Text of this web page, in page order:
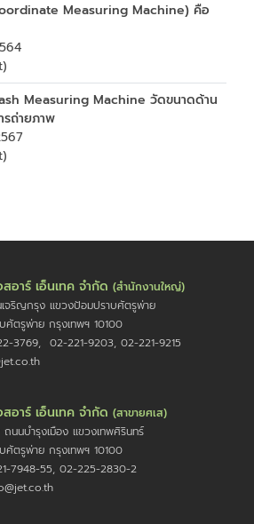
Measuring Machine) คือ
Measuring Machine วัดขนาดด้าน
ถ่ายภาพ
สอาร์ เอ็นเทค จำกัด (สำนักงานใหญ่)
จริญกรุง แขวงป้อมปราบศัตรูพ่าย
ศัตรูพ่าย กรุงเทพฯ 10100
3769, 02-221-9203, 02-221-9215
สอาร์ เอ็นเทค จำกัด (สาขายศเส)
นนบำรุงเมือง แขวงเทพศิรินทร์
ศัตรูพ่าย กรุงเทพฯ 10100
7948-55, 02-225-2830-2